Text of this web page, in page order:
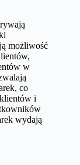
możliwość
w
co
i
wydają